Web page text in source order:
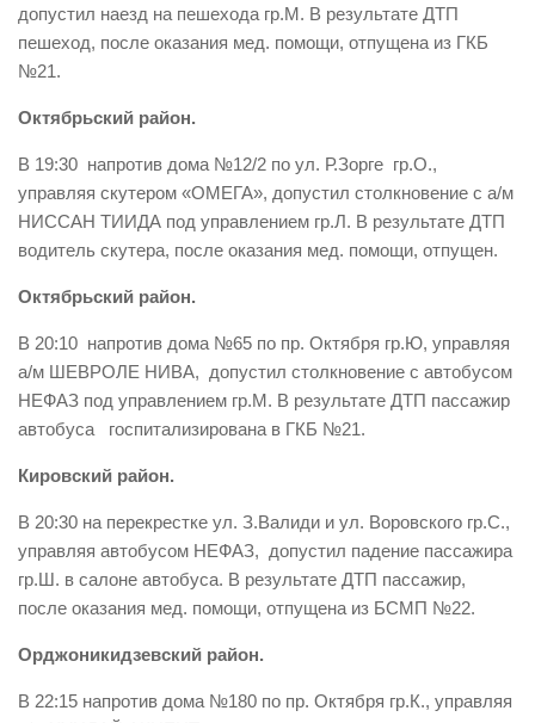
допустил наезд на пешехода гр.М. В результате ДТП
пешеход, после оказания мед. помощи, отпущена из ГКБ
№21.
Октябрьский район.
В 19:30 напротив дома №12/2 по ул. Р.Зорге гр.О.,
управляя скутером «ОМЕГА», допустил столкновение с а/м
НИССАН ТИИДА под управлением гр.Л. В результате ДТП
водитель скутера, после оказания мед. помощи, отпущен.
Октябрьский район.
В 20:10 напротив дома №65 по пр. Октября гр.Ю, управляя
а/м ШЕВРОЛЕ НИВА, допустил столкновение с автобусом
НЕФАЗ под управлением гр.М. В результате ДТП пассажир
автобуса госпитализирована в ГКБ №21.
Кировский район.
В 20:30 на перекрестке ул. З.Валиди и ул. Воровского гр.С.,
управляя автобусом НЕФАЗ, допустил падение пассажира
гр.Ш. в салоне автобуса. В результате ДТП пассажир,
после оказания мед. помощи, отпущена из БСМП №22.
Орджоникидзевский район.
В 22:15 напротив дома №180 по пр. Октября гр.К., управляя